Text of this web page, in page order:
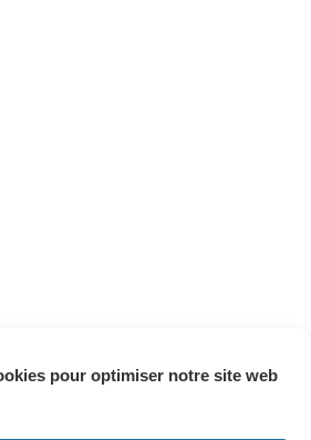
pour optimiser notre site web